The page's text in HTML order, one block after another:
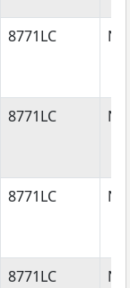
8771LC
8771LC
8771LC
8771LC